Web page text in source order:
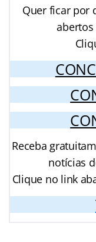
Quer ficar por
abertos
Receba
notícias
Clique no link